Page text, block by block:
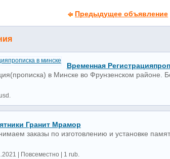
Предыдущее объявление
Временная
в Минске во Фрунзенском
Гранит Мрамор
заказы по изготовлению и установке
| Повсеместно | 1 rub.